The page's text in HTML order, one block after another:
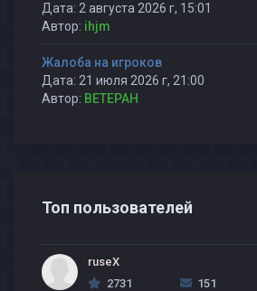
Дата: 2 августа 2026 г, 15:01
Автор: ihjm
Жалоба на игроков
Дата: 21 июля 2026 г, 21:00
Автор: BETEPAH
Топ пользователей
ruseX
2731
151